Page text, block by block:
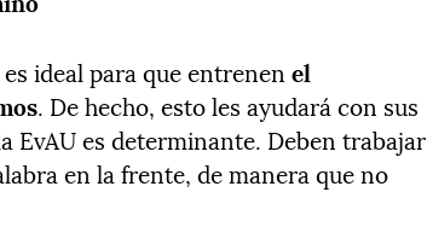
ideal para que entrenenel
. De hecho, esto les ayudará con sus
EvAU es determinante. Deben trabajar
en la frente, de manera que no